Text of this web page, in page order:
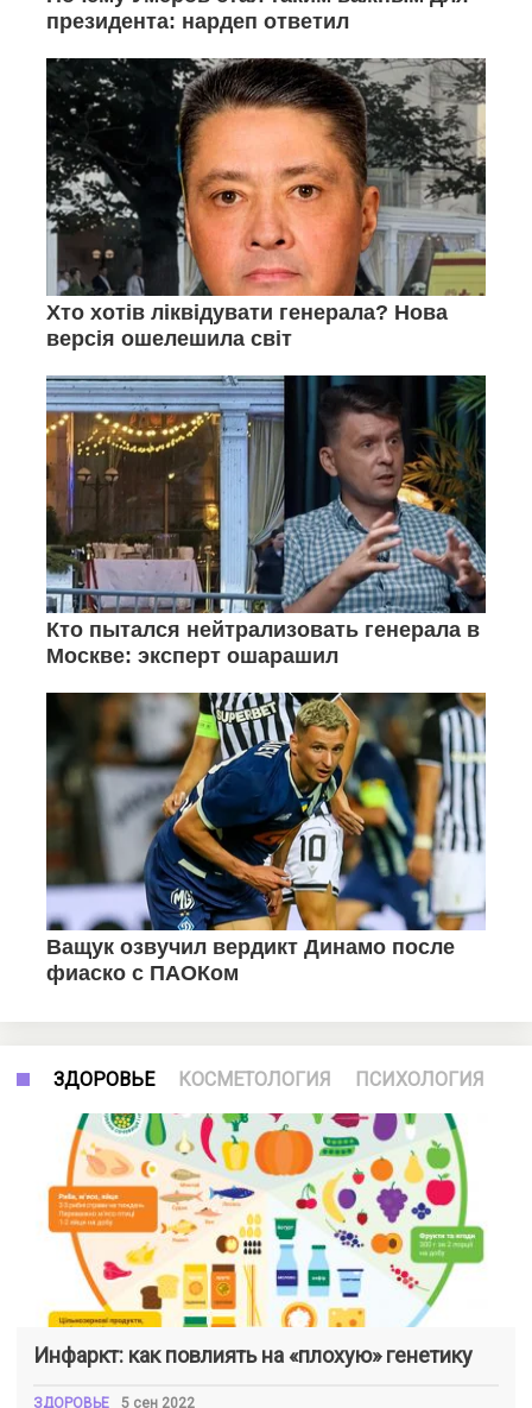
ЗДОРОВЬЕ КОСМЕТОЛОГИЯ ПСИХОЛОГИЯ
Инфаркт: как повлиять на «плохую» генетику
ЗДОРОВЬЕ 5 сен 2022